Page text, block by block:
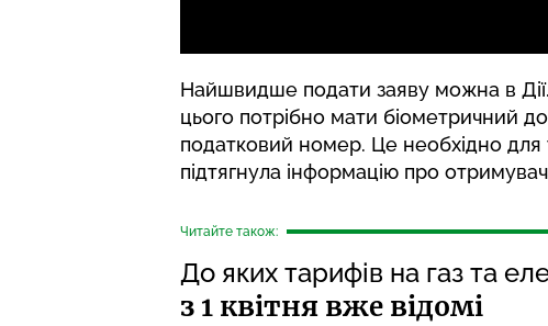
Найшвидше подати заяву можна в
цього потрібно мати біометричний
податковий номер. Це необхідно
підтягнула інформацію про
Читайте також:
До яких тарифів на газ та
з 1 квітня вже відомі